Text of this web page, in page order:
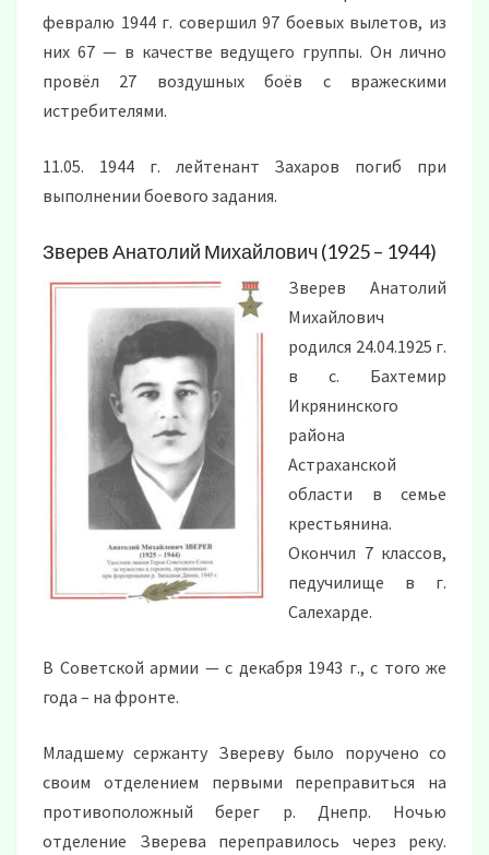
февралю 1944 г. совершил 97 боевых вылетов, из
них 67 — в качестве ведущего группы. Он лично
провёл 27 воздушных боёв с вражескими
истребителями.
11.05. 1944 г. лейтенант Захаров погиб при
выполнении боевого задания.
Зверев Анатолий Михайлович (1925 – 1944)
Зверев Анатолий
Михайлович
родился 24.04.1925 г.
в с. Бахтемир
Икрянинского
района
Астраханской
области в семье
крестьянина.
Окончил 7 классов,
педучилище в г.
Салехарде.
В Советской армии — с декабря 1943 г., с того же
года – на фронте.
Младшему сержанту Звереву было поручено со
своим отделением первыми переправиться на
противоположный берег р. Днепр. Ночью
отделение Зверева переправилось через реку.